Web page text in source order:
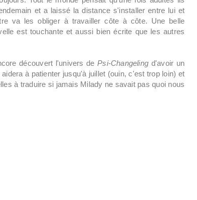
et a laissé la distance s'installer entre lui et
va les obliger à travailler côte à côte. Une belle
est touchante et aussi bien écrite que les autres
découvert l'univers dePsi-Changeling d'avoir un
à patienter jusqu'à juillet (ouin, c'est trop loin) et
à traduire si jamais Milady ne savait pas quoi nous